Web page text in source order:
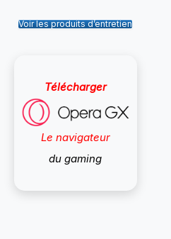
Voir les produits d’entretien
Télécharger
Le navigateur
du gaming